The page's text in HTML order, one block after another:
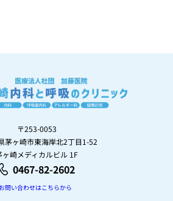
〒253-0053
茅ヶ崎市東海岸北2丁目1-52
ヶ崎メディカルビル 1F
0467-82-2602
お問い合わせはこちらから